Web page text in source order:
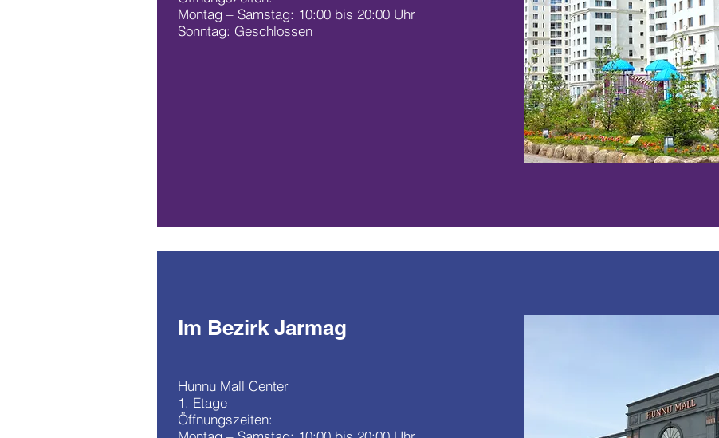
Montag – Samstag: 10:00 bis 20:00 Uhr
Sonntag: Geschlossen
Im Bezirk Jarmag
Hunnu Mall Center
1. Etage
Öffnungszeiten: